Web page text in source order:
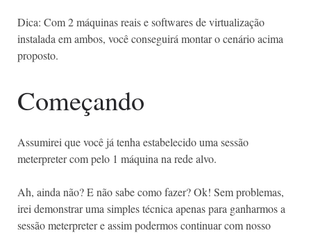
Dica: Com 2 máquinas reais e softwares de virtualização
instalada em ambos, você conseguirá montar o cenário acima
proposto.
Começando
Assumirei que você já tenha estabelecido uma sessão
meterpreter com pelo 1 máquina na rede alvo.
Ah, ainda não? E não sabe como fazer? Ok! Sem problemas,
irei demonstrar uma simples técnica apenas para ganharmos a
sessão meterpreter e assim podermos continuar com nosso